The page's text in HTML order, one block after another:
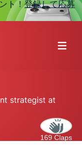
ト！登録して応募
strategist at
169 Claps